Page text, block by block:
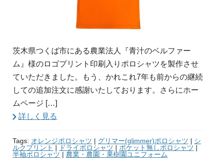
茨木県つくば市にある農業法人『青汁のベルファー
ム』様のロゴプリント印刷入りポロシャツを製作させ
ていただきました。もう、かれこれ7年も前からの継続
しての追加注文に感謝いたしております。さらにホー
ムページ […]
詳しく見る
Tags: オレンジポロシャツ | グリマー(glimmer)ポロシャツ | シ
ルクプリント | ドライポロシャツ | ポケット無しポロシャツ |
半袖ポロシャツ | 農業・農園・果樹園ユニフォーム